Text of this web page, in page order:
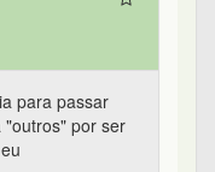
para passar
"outros" por ser